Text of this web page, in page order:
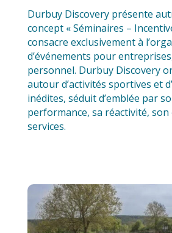
Durbuy Discovery présente
concept « Séminaires –
consacre exclusivement à
d’événements pour
personnel. Durbuy Discovery
autour d’activités sportives et
inédites, séduit d’emblée par
performance, sa réactivité,
services.